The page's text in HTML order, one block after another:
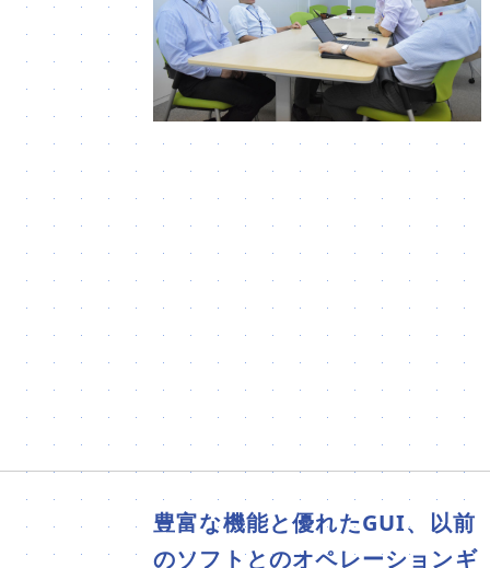
豊富な機能と優れたGUI、以前
のソフトとのオペレーションギ